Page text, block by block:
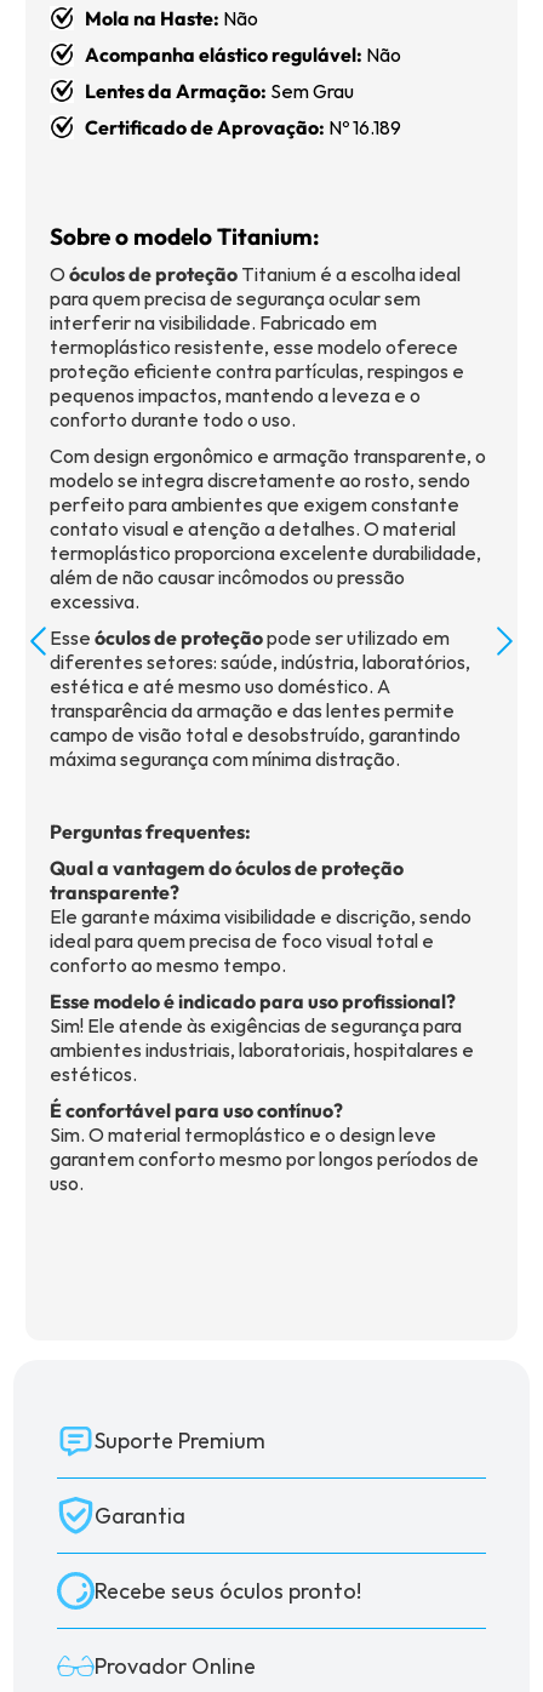
Mola na Haste: Não
Acompanha elástico regulável: Não
Lentes da Armação: Sem Grau
Certificado de Aprovação: Nº 16.189
Sobre o modelo Titanium:
O óculos de proteção Titanium é a escolha ideal
para quem precisa de segurança ocular sem
interferir na visibilidade. Fabricado em
termoplástico resistente, esse modelo oferece
proteção eficiente contra partículas, respingos e
pequenos impactos, mantendo a leveza e o
conforto durante todo o uso.
Com design ergonômico e armação transparente, o
modelo se integra discretamente ao rosto, sendo
perfeito para ambientes que exigem constante
contato visual e atenção a detalhes. O material
termoplástico proporciona excelente durabilidade,
além de não causar incômodos ou pressão
excessiva.
Esse óculos de proteçãopode ser utilizado em
diferentes setores: saúde, indústria, laboratórios,
estética e até mesmo uso doméstico. A
transparência da armação e das lentes permite
campo de visão total e desobstruído, garantindo
máxima segurança com mínima distração.
Perguntas frequentes:
Qual a vantagem do óculos de proteção
transparente?
Ele garante máxima visibilidade e discrição, sendo
ideal para quem precisa de foco visual total e
conforto ao mesmo tempo.
Esse modelo é indicado para uso profissional?
Sim! Ele atende às exigências de segurança para
ambientes industriais, laboratoriais, hospitalares e
estéticos.
É confortável para uso contínuo?
Sim. O material termoplástico e o design leve
garantem conforto mesmo por longos períodos de
uso.
Suporte Premium
Garantia
Recebe seus óculos pronto!
Provador Online